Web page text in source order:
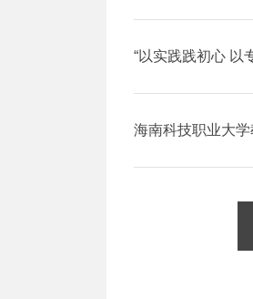
儿园、布朗幼儿园
“以实践践初心
组织2023级学前
海南科技职业大
黎苗文化旅游发